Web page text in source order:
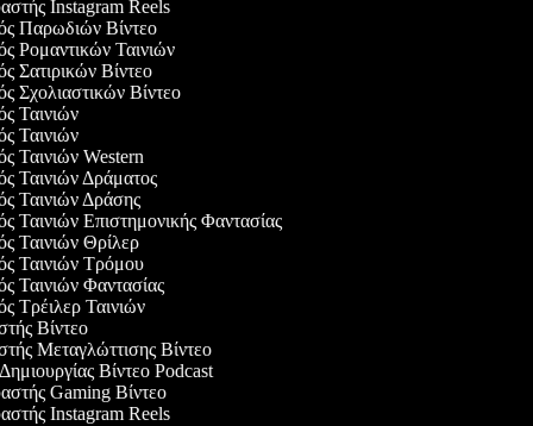
Instagram Reels
Παρωδιών Βίντεο
Ρομαντικών Ταινιών
Σατιρικών Βίντεο
Σχολιαστικών Βίντεο
Ταινιών
Ταινιών
Ταινιών Western
Ταινιών Δράματος
Ταινιών Δράσης
Ταινιών Επιστημονικής Φαντασίας
Ταινιών Θρίλερ
Ταινιών Τρόμου
Ταινιών Φαντασίας
Τρέιλερ Ταινιών
Βίντεο
Μεταγλώττισης Βίντεο
Δημιουργίας Βίντεο Podcast
Gaming Βίντεο
Instagram Reels